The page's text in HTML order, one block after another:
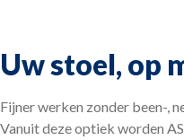
Uw stoel, op
Fijner werken zonder been-,
Vanuit deze optiek worden